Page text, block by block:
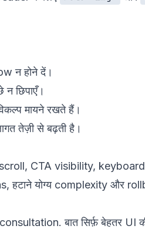
न होने दें।
छिपाएँ।
मायने रखते हैं।
तेज़ी से बढ़ती है।
CTA visibility,
हटाने योग्य complexity और
. बात सिर्फ़ बेहतर